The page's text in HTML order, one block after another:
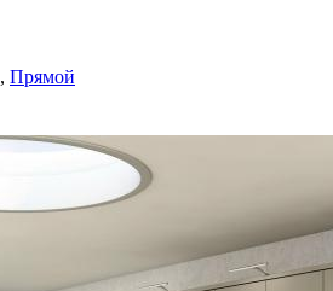
, Прямой